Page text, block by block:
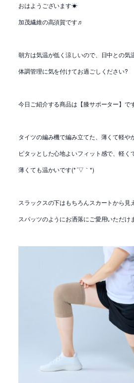
おはようございます☀
加茂繊維の高須賀です♬
朝方は気温が低く涼しいので、日中との気
体調管理に気を付けてお過ごしください?
今日ご紹介する商品は【膝サポーター】で
タイツの編み機で編み立てた、薄くて軽や
ピタッとした心地よいフィット感で、軽く
薄くても温かいです(*´▽｀*)
スラックスの下はもちろんスカートから見
スパッツのようにお洒落にご愛用いただけ